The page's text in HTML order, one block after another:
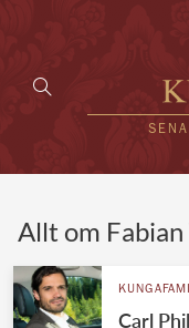
Allt om
Carl